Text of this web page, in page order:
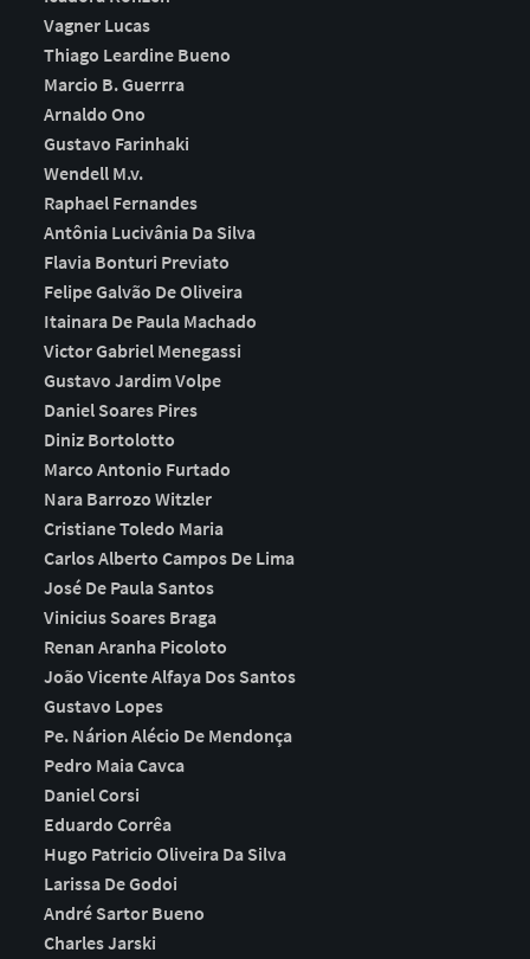
Vagner Lucas
Thiago Leardine Bueno
Marcio B. Guerrra
Arnaldo Ono
Gustavo Farinhaki
Wendell M.v.
Raphael Fernandes
Antônia Lucivânia Da Silva
Flavia Bonturi Previato
Felipe Galvão De Oliveira
Itainara De Paula Machado
Victor Gabriel Menegassi
Gustavo Jardim Volpe
Daniel Soares Pires
Diniz Bortolotto
Marco Antonio Furtado
Nara Barrozo Witzler
Cristiane Toledo Maria
Carlos Alberto Campos De Lima
José De Paula Santos
Vinicius Soares Braga
Renan Aranha Picoloto
João Vicente Alfaya Dos Santos
Gustavo Lopes
Pe. Nárion Alécio De Mendonça
Pedro Maia Cavca
Daniel Corsi
Eduardo Corrêa
Hugo Patricio Oliveira Da Silva
Larissa De Godoi
André Sartor Bueno
Charles Jarski